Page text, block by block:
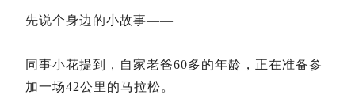
先说个身边的小故事——
同事小花提到，自家老爸60多的年龄，正在准备参
加一场42公里的马拉松。